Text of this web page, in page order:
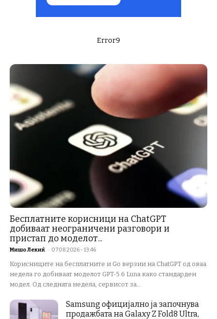
Error9
Бесплатните корисници на ChatGPT
добиваат неограничени разговори и
пристап до моделот...
Мишо Лекиќ - 07.08.2026 - 13:46
Корисниците на бесплатните и Go верзии на ChatGPT од оваа
недела го добиваат моделот GPT-5.6 Luna како стандарден
модел. Од следната недела, сервисот за...
Samsung официјално ја започнува
продажбата на Galaxy Z Fold8 Ultra,